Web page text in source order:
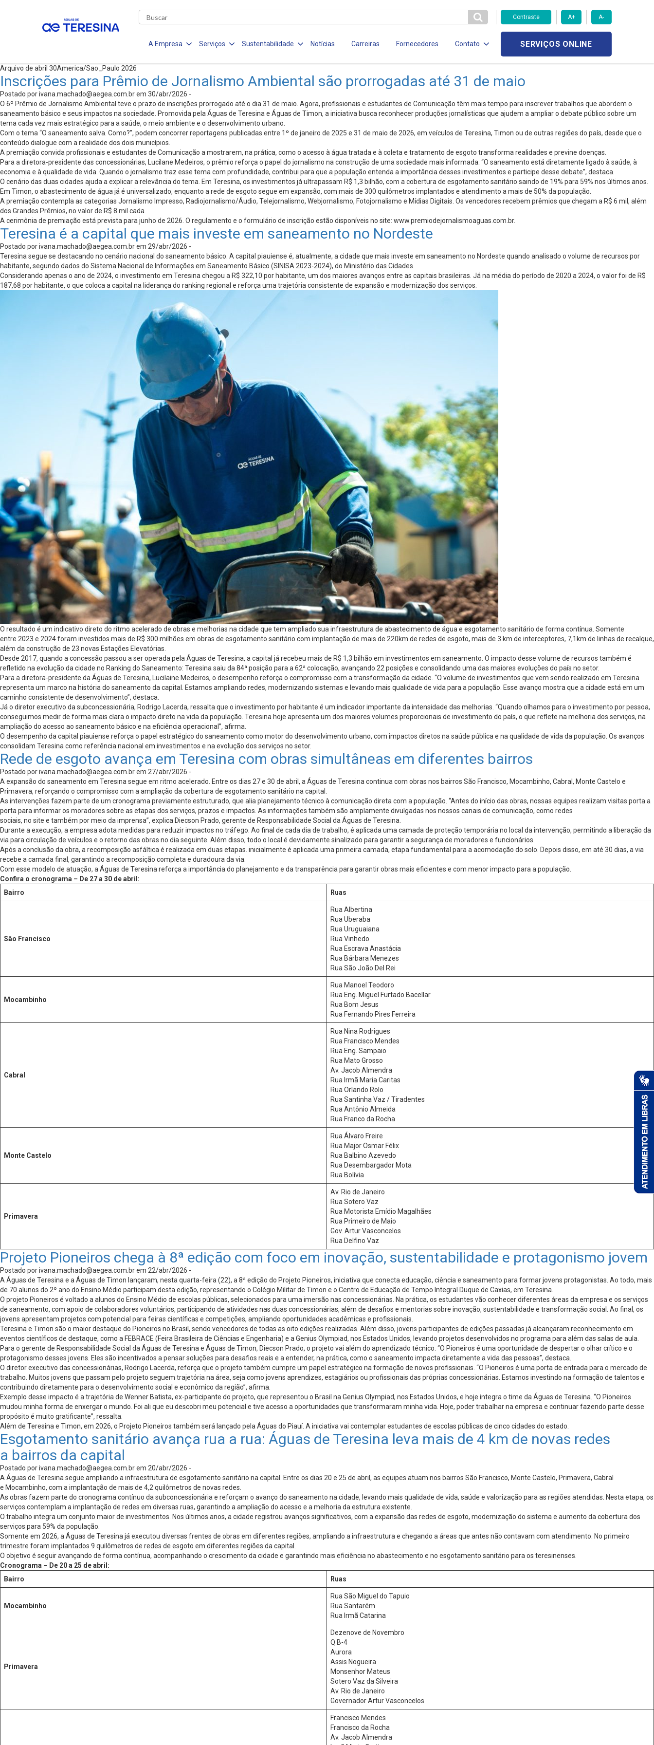
Contraste A+ A-
A Empresa Serviços Sustentabilidade Notícias Carreiras Fornecedores Contato SERVIÇOS ONLINE
Arquivo de abril 30America/Sao_Paulo 2026
Inscrições para Prêmio de Jornalismo Ambiental são prorrogadas até 31 de maio
Postado porivana.machado@aegea.com.brem 30/abr/2026 -
O 6º Prêmio de Jornalismo Ambiental teve o prazo de inscrições prorrogado até o dia 31 de maio. Agora, profissionais e estudantes de Comunicação têm mais tempo para inscrever trabalhos que abordem o
saneamento básico e seus impactos na sociedade. Promovida pela Águas de Teresina e Águas de Timon, a iniciativa busca reconhecer produções jornalísticas que ajudem a ampliar o debate público sobre um
tema cada vez mais estratégico para a saúde, o meio ambiente e o desenvolvimento urbano.
Com o tema “O saneamento salva. Como?”, podem concorrer reportagens publicadas entre 1º de janeiro de 2025 e 31 de maio de 2026, em veículos de Teresina, Timon ou de outras regiões do país, desde que o
conteúdo dialogue com a realidade dos dois municípios.
A premiação convida profissionais e estudantes de Comunicação a mostrarem, na prática, como o acesso à água tratada e à coleta e tratamento de esgoto transforma realidades e previne doenças.
Para a diretora-presidente das concessionárias, Lucilane Medeiros, o prêmio reforça o papel do jornalismo na construção de uma sociedade mais informada. “O saneamento está diretamente ligado à saúde, à
economia e à qualidade de vida. Quando o jornalismo traz esse tema com profundidade, contribui para que a população entenda a importância desses investimentos e participe desse debate”, destaca.
O cenário das duas cidades ajuda a explicar a relevância do tema. Em Teresina, os investimentos já ultrapassam R$ 1,3 bilhão, com a cobertura de esgotamento sanitário saindo de 19% para 59% nos últimos anos.
Em Timon, o abastecimento de água já é universalizado, enquanto a rede de esgoto segue em expansão, com mais de 300 quilômetros implantados e atendimento a mais de 50% da população.
A premiação contempla as categorias Jornalismo Impresso, Radiojornalismo/Áudio, Telejornalismo, Webjornalismo, Fotojornalismo e Mídias Digitais. Os vencedores recebem prêmios que chegam a R$ 6 mil, além
dos Grandes Prêmios, no valor de R$ 8 mil cada.
A cerimônia de premiação está prevista para junho de 2026. O regulamento e o formulário de inscrição estão disponíveis no site: www.premiodejornalismoaguas.com.br.
Teresina é a capital que mais investe em saneamento no Nordeste
Postado porivana.machado@aegea.com.brem 29/abr/2026 -
Teresina segue se destacando no cenário nacional do saneamento básico. A capital piauiense é, atualmente, a cidade que mais investe em saneamento no Nordeste quando analisado o volume de recursos por
habitante, segundo dados do Sistema Nacional de Informações em Saneamento Básico (SINISA 2023-2024), do Ministério das Cidades.
Considerando apenas o ano de 2024, o investimento em Teresina chegou a R$ 322,10 por habitante, um dos maiores avanços entre as capitais brasileiras. Já na média do período de 2020 a 2024, o valor foi de R$
187,68 por habitante, o que coloca a capital na liderança do ranking regional e reforça uma trajetória consistente de expansão e modernização dos serviços.
O resultado é um indicativo direto do ritmo acelerado de obras e melhorias na cidade que tem ampliado sua infraestrutura de abastecimento de água e esgotamento sanitário de forma contínua. Somente
entre 2023 e 2024 foram investidos mais de R$ 300 milhões em obras de esgotamento sanitário com implantação de mais de 220km de redes de esgoto, mais de 3 km de interceptores, 7,1km de linhas de recalque,
além da construção de 23 novas Estações Elevatórias.
Desde 2017, quando a concessão passou a ser operada pela Águas de Teresina, a capital já recebeu mais de R$ 1,3 bilhão em investimentos em saneamento. O impacto desse volume de recursos também é
refletido na evolução da cidade no Ranking do Saneamento: Teresina saiu da 84ª posição para a 62ª colocação, avançando 22 posições e consolidando uma das maiores evoluções do país no setor.
Para a diretora-presidente da Águas de Teresina, Lucilaine Medeiros, o desempenho reforça o compromisso com a transformação da cidade. “O volume de investimentos que vem sendo realizado em Teresina
representa um marco na história do saneamento da capital. Estamos ampliando redes, modernizando sistemas e levando mais qualidade de vida para a população. Esse avanço mostra que a cidade está em um
caminho consistente de desenvolvimento”, destaca.
Já o diretor executivo da subconcessionária, Rodrigo Lacerda, ressalta que o investimento por habitante é um indicador importante da intensidade das melhorias. “Quando olhamos para o investimento por pessoa,
conseguimos medir de forma mais clara o impacto direto na vida da população. Teresina hoje apresenta um dos maiores volumes proporcionais de investimento do país, o que reflete na melhoria dos serviços, na
ampliação do acesso ao saneamento básico e na eficiência operacional”, afirma.
O desempenho da capital piauiense reforça o papel estratégico do saneamento como motor do desenvolvimento urbano, com impactos diretos na saúde pública e na qualidade de vida da população. Os avanços
consolidam Teresina como referência nacional em investimentos e na evolução dos serviços no setor.
Rede de esgoto avança em Teresina com obras simultâneas em diferentes bairros
Postado porivana.machado@aegea.com.brem 27/abr/2026 -
A expansão do saneamento em Teresina segue em ritmo acelerado. Entre os dias 27 e 30 de abril, a Águas de Teresina continua com obras nos bairros São Francisco, Mocambinho, Cabral, Monte Castelo e
Primavera, reforçando o compromisso com a ampliação da cobertura de esgotamento sanitário na capital.
As intervenções fazem parte de um cronograma previamente estruturado, que alia planejamento técnico à comunicação direta com a população. “Antes do início das obras, nossas equipes realizam visitas porta a
porta para informar os moradores sobre as etapas dos serviços, prazos e impactos. As informações também são amplamente divulgadas nos nossos canais de comunicação, como redes
sociais, no site e também por meio da imprensa”, explica Diecson Prado, gerente de Responsabilidade Social da Águas de Teresina.
Durante a execução, a empresa adota medidas para reduzir impactos no tráfego. Ao final de cada dia de trabalho, é aplicada uma camada de proteção temporária no local da intervenção, permitindo a liberação da
via para circulação de veículos e o retorno das obras no dia seguinte. Além disso, todo o local é devidamente sinalizado para garantir a segurança de moradores e funcionários.
Após a conclusão da obra, a recomposição asfáltica é realizada em duas etapas. inicialmente é aplicada uma primeira camada, etapa fundamental para a acomodação do solo. Depois disso, em até 30 dias, a via
recebe a camada final, garantindo a recomposição completa e duradoura da via.
Com esse modelo de atuação, a Águas de Teresina reforça a importância do planejamento e da transparência para garantir obras mais eficientes e com menor impacto para a população.
Confira o cronograma – De 27 a 30 de abril:
Bairro
Ruas
São Francisco
Rua Albertina
Rua Uberaba
Rua Uruguaiana
Rua Vinhedo
Rua Escrava Anastácia
Rua Bárbara Menezes
Rua São João Del Rei
Mocambinho
Rua Manoel Teodoro
Rua Eng. Miguel Furtado Bacellar
Rua Bom Jesus
Rua Fernando Pires Ferreira
Cabral
Rua Nina Rodrigues
Rua Francisco Mendes
Rua Eng. Sampaio
Rua Mato Grosso
Av. Jacob Almendra
Rua Irmã Maria Caritas
Rua Orlando Rolo
Rua Santinha Vaz / Tiradentes
Rua Antônio Almeida
Rua Franco da Rocha
Monte Castelo
Rua Álvaro Freire
Rua Major Osmar Félix
Rua Balbino Azevedo
Rua Desembargador Mota
Rua Bolívia
Primavera
Av. Rio de Janeiro
Rua Sotero Vaz
Rua Motorista Emídio Magalhães
Rua Primeiro de Maio
Gov. Artur Vasconcelos
Rua Delfino Vaz
Projeto Pioneiros chega à 8ª edição com foco em inovação, sustentabilidade e protagonismo jovem
Postado porivana.machado@aegea.com.brem 22/abr/2026 -
A Águas de Teresina e a Águas de Timon lançaram, nesta quarta-feira (22), a 8ª edição do Projeto Pioneiros, iniciativa que conecta educação, ciência e saneamento para formar jovens protagonistas. Ao todo, mais
de 70 alunos do 2º ano do Ensino Médio participam desta edição, representando o Colégio Militar de Timon e o Centro de Educação de Tempo Integral Duque de Caxias, em Teresina.
O projeto Pioneiros é voltado a alunos do Ensino Médio de escolas públicas, selecionados para uma imersão nas concessionárias. Na prática, os estudantes vão conhecer diferentes áreas da empresa e os serviços
de saneamento, com apoio de colaboradores voluntários, participando de atividades nas duas concessionárias, além de desafios e mentorias sobre inovação, sustentabilidade e transformação social. Ao final, os
jovens apresentam projetos com potencial para feiras científicas e competições, ampliando oportunidades acadêmicas e profissionais.
Teresina e Timon são o maior destaque do Pioneiros no Brasil, sendo vencedores de todas as oito edições realizadas. Além disso, jovens participantes de edições passadas já alcançaram reconhecimento em
eventos científicos de destaque, como a FEBRACE (Feira Brasileira de Ciências e Engenharia) e a Genius Olympiad, nos Estados Unidos, levando projetos desenvolvidos no programa para além das salas de aula.
Para o gerente de Responsabilidade Social da Águas de Teresina e Águas de Timon, Diecson Prado, o projeto vai além do aprendizado técnico. “O Pioneiros é uma oportunidade de despertar o olhar crítico e o
protagonismo desses jovens. Eles são incentivados a pensar soluções para desafios reais e a entender, na prática, como o saneamento impacta diretamente a vida das pessoas”, destaca.
O diretor executivo das concessionárias, Rodrigo Lacerda, reforça que o projeto também cumpre um papel estratégico na formação de novos profissionais. “O Pioneiros é uma porta de entrada para o mercado de
trabalho. Muitos jovens que passam pelo projeto seguem trajetória na área, seja como jovens aprendizes, estagiários ou profissionais das próprias concessionárias. Estamos investindo na formação de talentos e
contribuindo diretamente para o desenvolvimento social e econômico da região”, afirma.
Exemplo desse impacto é a trajetória de Wenner Batista, ex-participante do projeto, que representou o Brasil na Genius Olympiad, nos Estados Unidos, e hoje integra o time da Águas de Teresina. “O Pioneiros
mudou minha forma de enxergar o mundo. Foi ali que eu descobri meu potencial e tive acesso a oportunidades que transformaram minha vida. Hoje, poder trabalhar na empresa e continuar fazendo parte desse
propósito é muito gratificante”, ressalta.
Além de Teresina e Timon, em 2026, o Projeto Pioneiros também será lançado pela Águas do Piauí. A iniciativa vai contemplar estudantes de escolas públicas de cinco cidades do estado.
Esgotamento sanitário avança rua a rua: Águas de Teresina leva mais de 4 km de novas redes
a bairros da capital
Postado porivana.machado@aegea.com.brem 20/abr/2026 -
A Águas de Teresina segue ampliando a infraestrutura de esgotamento sanitário na capital. Entre os dias 20 e 25 de abril, as equipes atuam nos bairros São Francisco, Monte Castelo, Primavera, Cabral
e Mocambinho, com a implantação de mais de 4,2 quilômetros de novas redes.
As obras fazem parte do cronograma contínuo da subconcessionária e reforçam o avanço do saneamento na cidade, levando mais qualidade de vida, saúde e valorização para as regiões atendidas. Nesta etapa, os
serviços contemplam a implantação de redes em diversas ruas, garantindo a ampliação do acesso e a melhoria da estrutura existente.
O trabalho integra um conjunto maior de investimentos. Nos últimos anos, a cidade registrou avanços significativos, com a expansão das redes de esgoto, modernização do sistema e aumento da cobertura dos
serviços para 59% da população.
Somente em 2026, a Águas de Teresina já executou diversas frentes de obras em diferentes regiões, ampliando a infraestrutura e chegando a áreas que antes não contavam com atendimento. No primeiro
trimestre foram implantados 9 quilômetros de redes de esgoto em diferentes regiões da capital.
O objetivo é seguir avançando de forma contínua, acompanhando o crescimento da cidade e garantindo mais eficiência no abastecimento e no esgotamento sanitário para os teresinenses.
Cronograma – De 20 a 25 de abril:
Bairro
Ruas
Mocambinho
Rua São Miguel do Tapuio
Rua Santarém
Rua Irmã Catarina
Primavera
Dezenove de Novembro
Q B-4
Aurora
Assis Nogueira
Monsenhor Mateus
Sotero Vaz da Silveira
Av. Rio de Janeiro
Governador Artur Vasconcelos
Francisco Mendes
Francisco da Rocha
Av. Jacob Almendra